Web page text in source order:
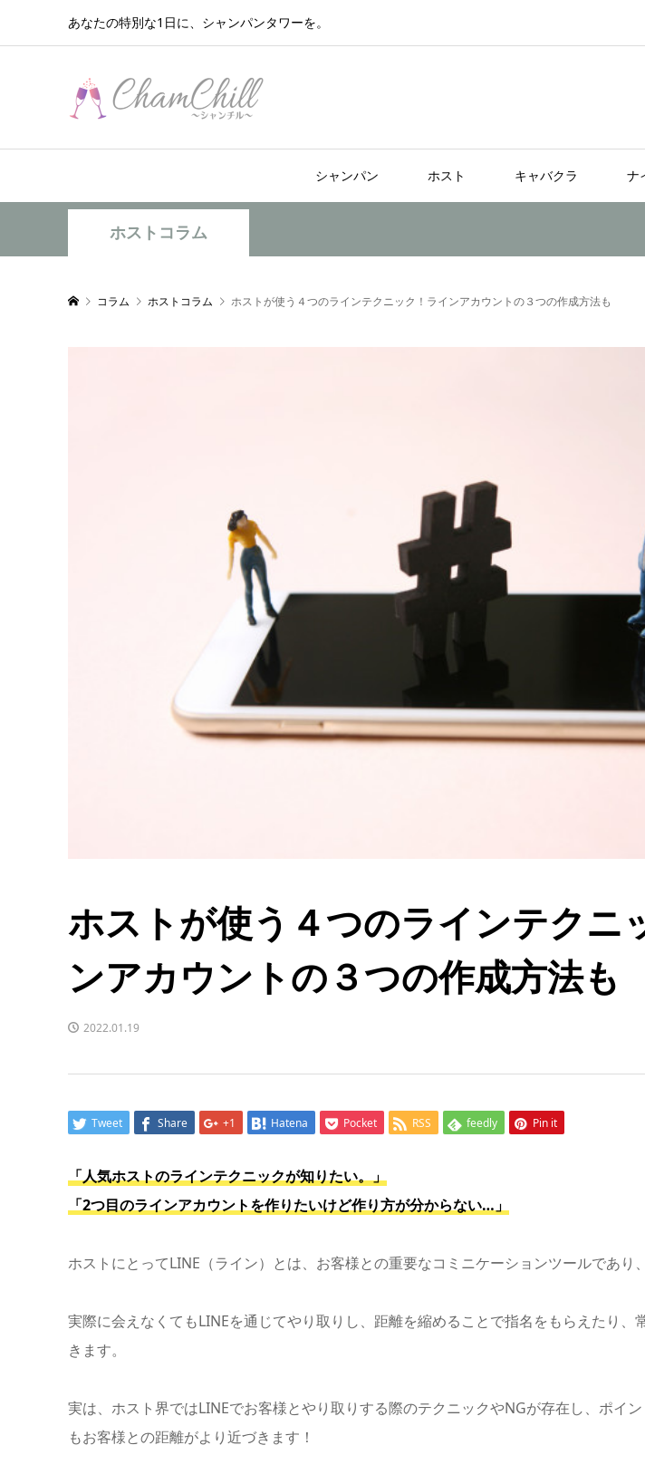
あなたの特別な1日に、シャンパンタワーを。
シャンパン ホスト キャバクラ ナ
ホストコラム
コラム ホストコラム ホストが使う４つのラインテクニック！ラインアカウントの３つの作成方法も
ホストが使う４つのラインテクニ
ンアカウントの３つの作成方法も
2022.01.19
Tweet Share +1 Hatena Pocket RSS feedly Pin it
「人気ホストのラインテクニックが知りたい。」
「2つ目のラインアカウントを作りたいけど作り方が分からない…」
ホストにとってLINE（ライン）とは、お客様との重要なコミニケーションツールであり
実際に会えなくてもLINEを通じてやり取りし、距離を縮めることで指名をもらえたり、
きます。
実は、ホスト界ではLINEでお客様とやり取りする際のテクニックやNGが存在し、ポイ
もお客様との距離がより近づきます！